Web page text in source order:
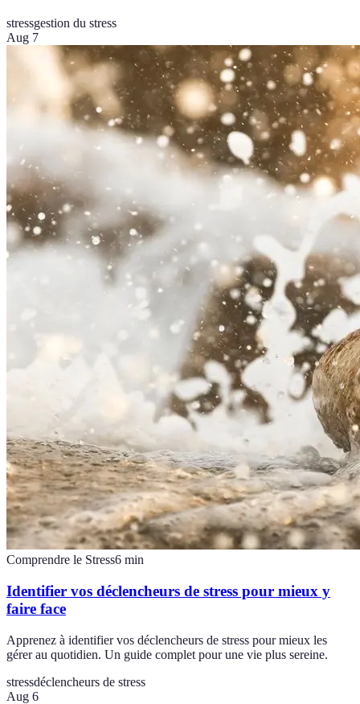
stressgestion du stress
Aug 7
Comprendre le Stress6 min
Identifier vos déclencheurs de stress pour mieux y
faire face
Apprenez à identifier vos déclencheurs de stress pour mieux les
gérer au quotidien. Un guide complet pour une vie plus sereine.
stressdéclencheurs de stress
Aug 6